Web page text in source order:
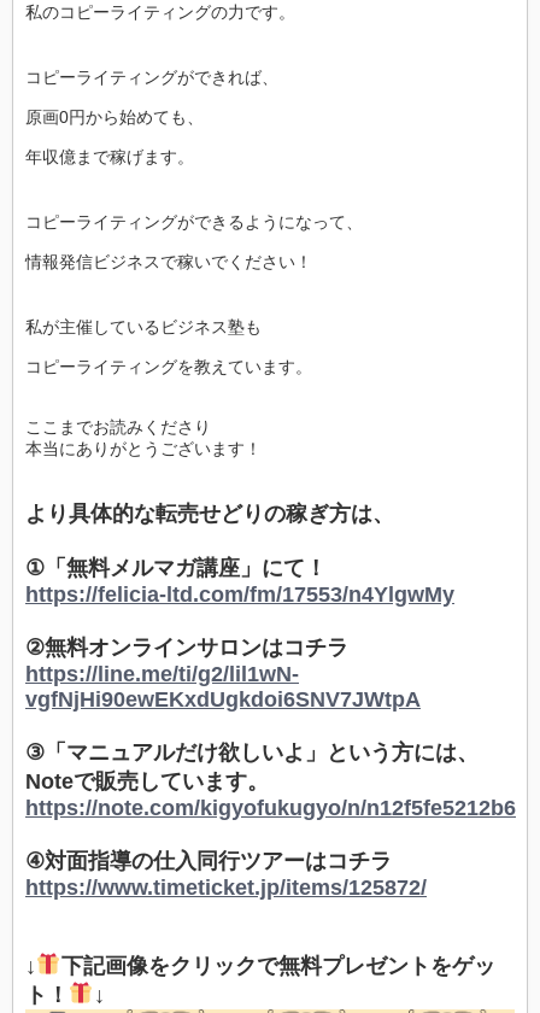
私のコピーライティングの力です。
コピーライティングができれば、
原画0円から始めても、
年収億まで稼げます。
コピーライティングができるようになって、
情報発信ビジネスで稼いでください！
私が主催しているビジネス塾も
コピーライティングを教えています。
ここまでお読みくださり
本当にありがとうございます！
より具体的な転売せどりの稼ぎ方は、
①「無料メルマガ講座」にて！
https://felicia-ltd.com/fm/17553/n4YlgwMy
②無料オンラインサロンはコチラ
https://line.me/ti/g2/lil1wN-
vgfNjHi90ewEKxdUgkdoi6SNV7JWtpA
③「マニュアルだけ欲しいよ」という方には、
Noteで販売しています。
https://note.com/kigyofukugyo/n/n12f5fe5212b6
④対面指導の仕入同行ツアーはコチラ
https://www.timeticket.jp/items/125872/
↓
下記画像をクリックで無料プレゼントをゲッ
ト！
↓